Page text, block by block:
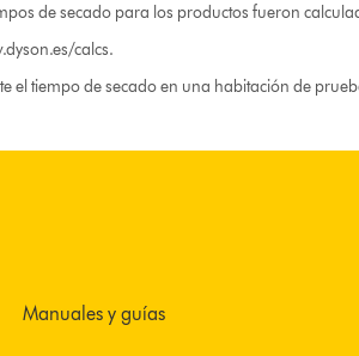
de secado para los productos fueron
calcs.
el tiempo de secado en una habitación de
Manuales y guías